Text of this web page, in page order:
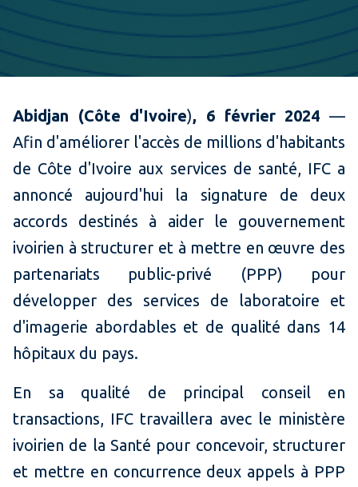
Abidjan (Côte d'Ivoire), 6 février 2024—
Afin d'améliorer l'accès de millions d'habitants
de Côte d'Ivoire aux services de santé, IFC a
annoncé aujourd'hui la signature de deux
accords destinés à aider le gouvernement
ivoirien à structurer et à mettre en œuvre des
partenariats public-privé (PPP) pour
développer des services de laboratoire et
d'imagerie abordables et de qualité dans 14
hôpitaux du pays.
En sa qualité de principal conseil en
transactions, IFC travaillera avec le ministère
ivoirien de la Santé pour concevoir, structurer
et mettre en concurrence deux appels à PPP